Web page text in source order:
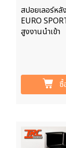
สปอยเลอร์หลั
EURO
สูงงานนำเข้า
ซื้